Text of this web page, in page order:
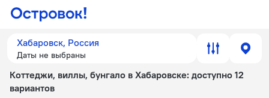
Хабаровск, Россия
Даты не выбраны
Коттеджи, виллы, бунгало в Хабаровске: доступно 12
вариантов